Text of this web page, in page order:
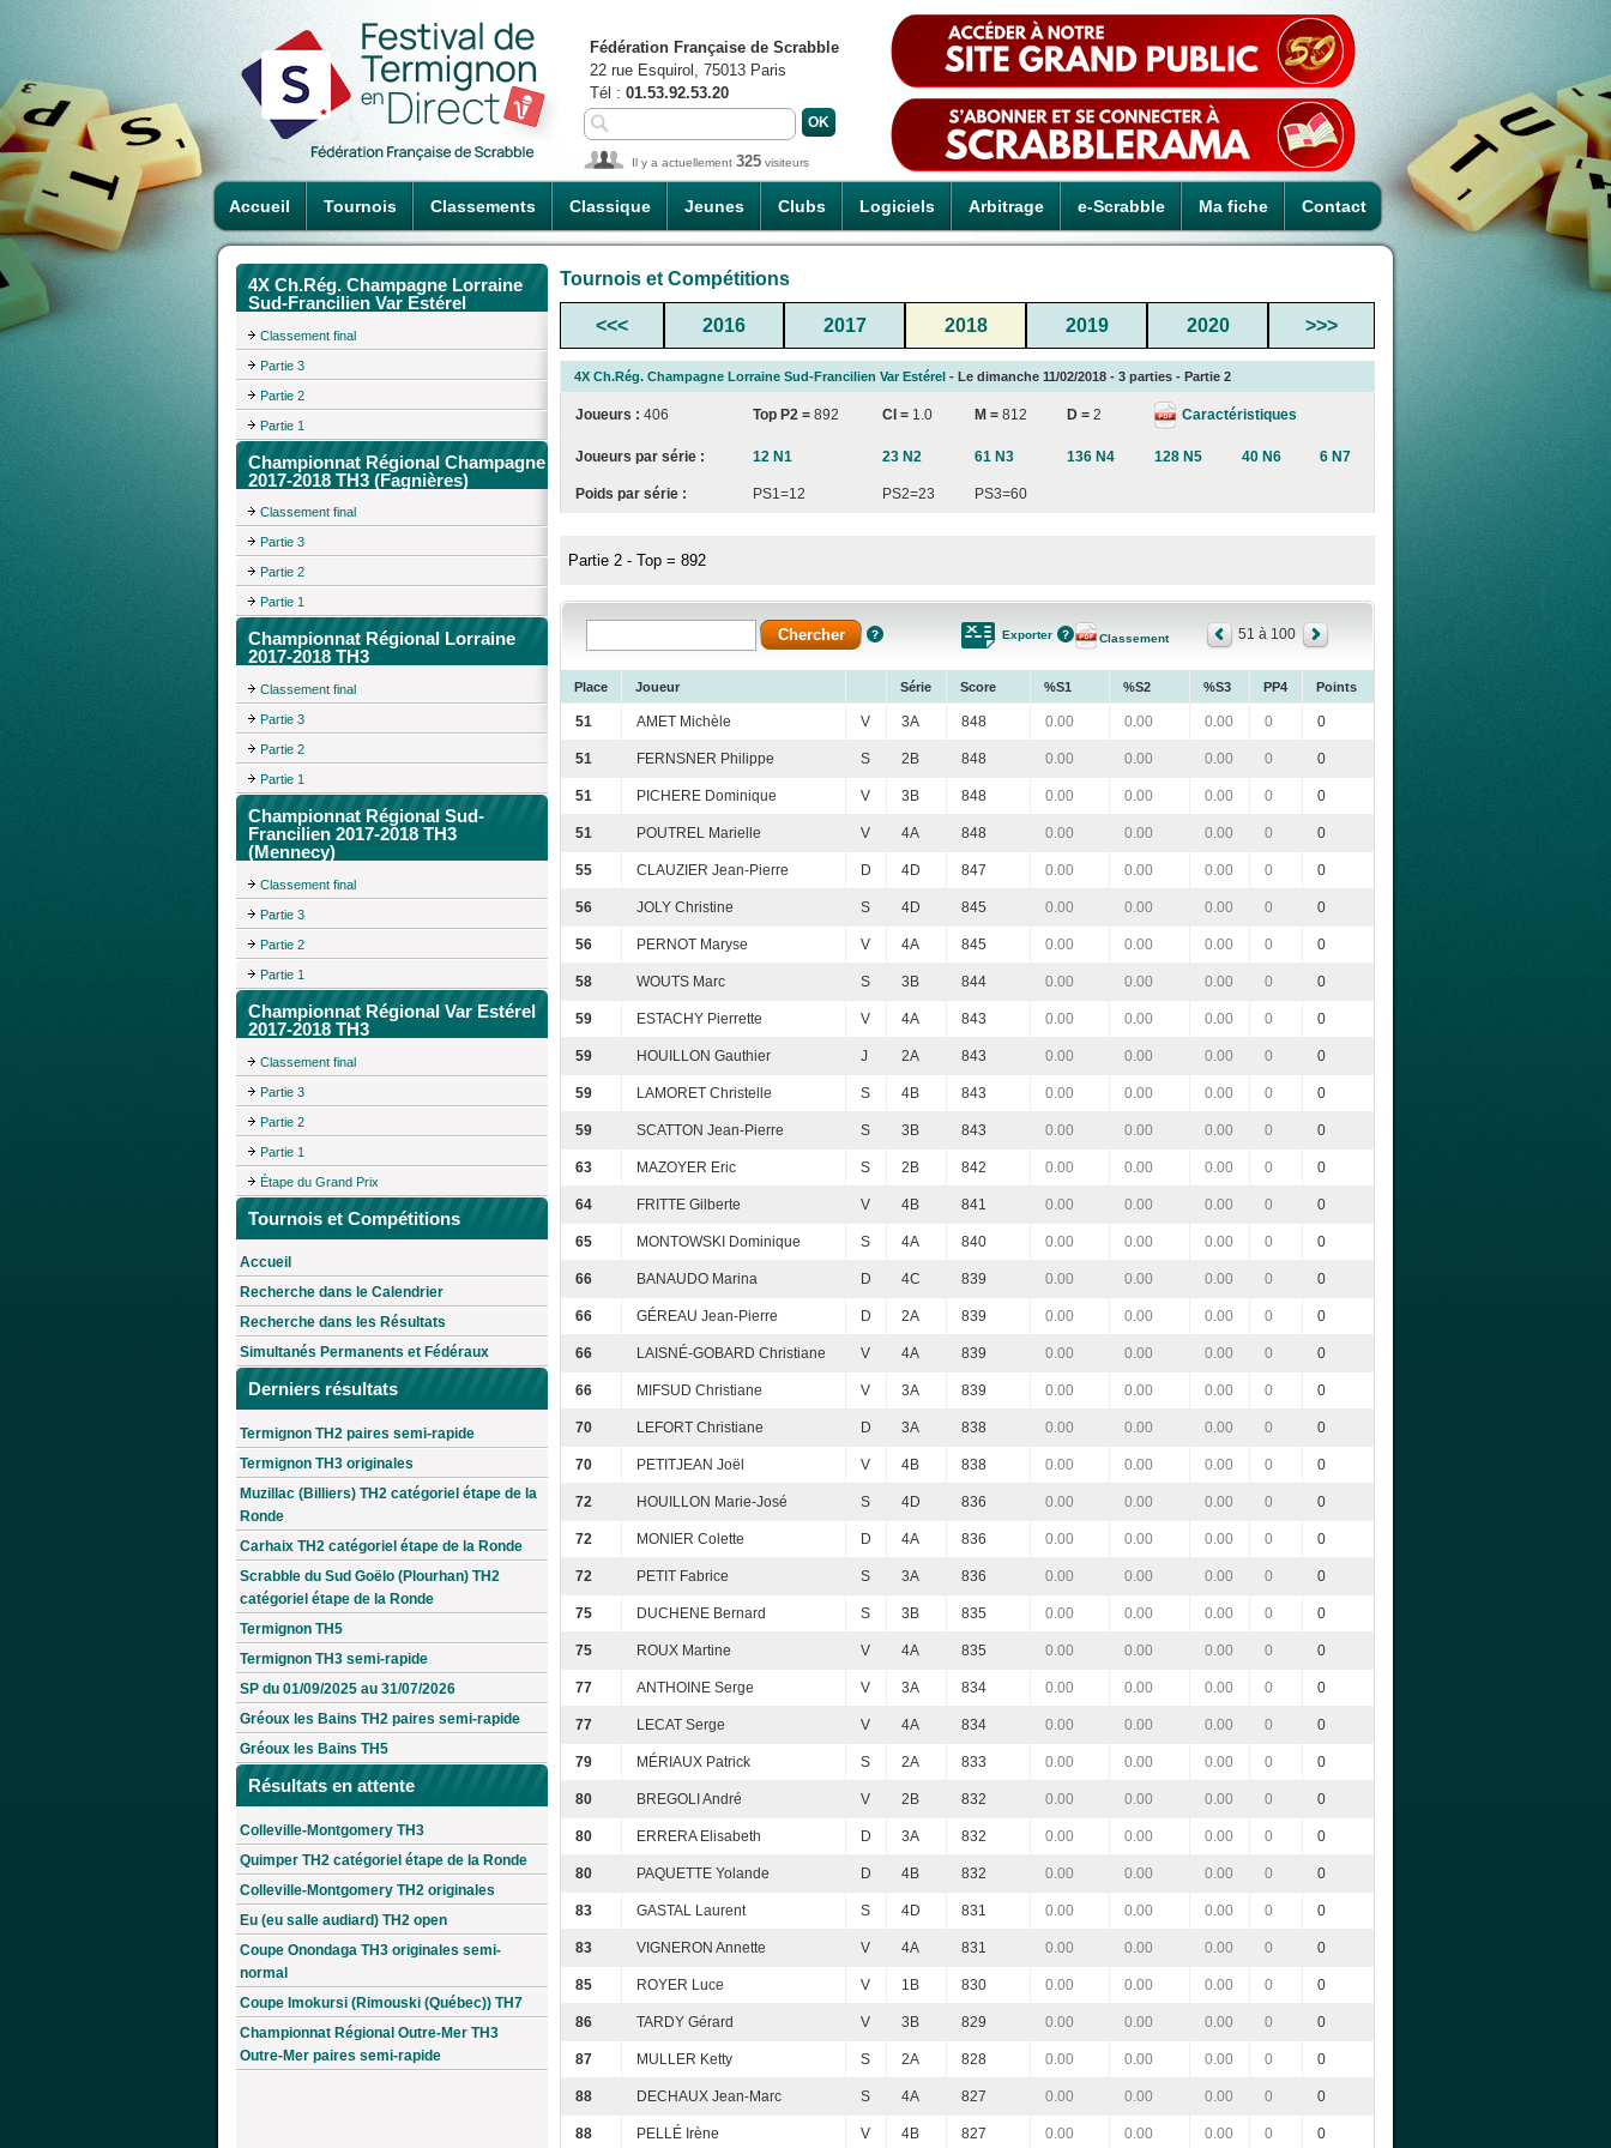
Accueil Tournois Classements Classique Jeunes Clubs Logiciels Arbitrage e-Scrabble Ma fiche Contact
Fédération Française de Scrabble
22 rue Esquirol, 75013 Paris
Tél : 01.53.92.53.20
Il y a actuellement 325 visiteurs
4X Ch.Rég. Champagne Lorraine
Sud-Francilien Var Estérel
Classement final
Partie 3
Partie 2
Partie 1
Championnat Régional Champagne
2017-2018 TH3 (Fagnières)
Classement final
Partie 3
Partie 2
Partie 1
Championnat Régional Lorraine
2017-2018 TH3
Classement final
Partie 3
Partie 2
Partie 1
Championnat Régional Sud-
Francilien 2017-2018 TH3
(Mennecy)
Classement final
Partie 3
Partie 2
Partie 1
Championnat Régional Var Estérel
2017-2018 TH3
Classement final
Partie 3
Partie 2
Partie 1
Étape du Grand Prix
Tournois et Compétitions
Accueil
Recherche dans le Calendrier
Recherche dans les Résultats
Simultanés Permanents et Fédéraux
Derniers résultats
Termignon TH2 paires semi-rapide
Termignon TH3 originales
Muzillac (Billiers) TH2 catégoriel étape de la
Ronde
Carhaix TH2 catégoriel étape de la Ronde
Scrabble du Sud Goëlo (Plourhan) TH2
catégoriel étape de la Ronde
Termignon TH5
Termignon TH3 semi-rapide
SP du 01/09/2025 au 31/07/2026
Gréoux les Bains TH2 paires semi-rapide
Gréoux les Bains TH5
Résultats en attente
Colleville-Montgomery TH3
Quimper TH2 catégoriel étape de la Ronde
Colleville-Montgomery TH2 originales
Eu (eu salle audiard) TH2 open
Coupe Onondaga TH3 originales semi-
normal
Coupe Imokursi (Rimouski (Québec)) TH7
Championnat Régional Outre-Mer TH3
Outre-Mer paires semi-rapide
Tournois et Compétitions
<<< 2016 2017 2018 2019 2020 >>>
4X Ch.Rég. Champagne Lorraine Sud-Francilien Var Estérel - Le dimanche 11/02/2018 - 3 parties - Partie 2
Joueurs : 406 Top P2 = 892 CI = 1.0 M = 812 D = 2 Caractéristiques
Joueurs par série : 12 N1 23 N2 61 N3 136 N4 128 N5 40 N6 6 N7
Poids par série : PS1=12 PS2=23 PS3=60
Partie 2 - Top = 892
Exporter Classement 51 à 100
Place Joueur Série Score %S1 %S2 %S3 PP4 Points
51 AMET Michèle V 3A 848 0.00 0.00 0.00 0 0
51 FERNSNER Philippe S 2B 848 0.00 0.00 0.00 0 0
51 PICHERE Dominique V 3B 848 0.00 0.00 0.00 0 0
51 POUTREL Marielle V 4A 848 0.00 0.00 0.00 0 0
55 CLAUZIER Jean-Pierre D 4D 847 0.00 0.00 0.00 0 0
56 JOLY Christine S 4D 845 0.00 0.00 0.00 0 0
56 PERNOT Maryse V 4A 845 0.00 0.00 0.00 0 0
58 WOUTS Marc S 3B 844 0.00 0.00 0.00 0 0
59 ESTACHY Pierrette V 4A 843 0.00 0.00 0.00 0 0
59 HOUILLON Gauthier J 2A 843 0.00 0.00 0.00 0 0
59 LAMORET Christelle S 4B 843 0.00 0.00 0.00 0 0
59 SCATTON Jean-Pierre S 3B 843 0.00 0.00 0.00 0 0
63 MAZOYER Eric S 2B 842 0.00 0.00 0.00 0 0
64 FRITTE Gilberte V 4B 841 0.00 0.00 0.00 0 0
65 MONTOWSKI Dominique S 4A 840 0.00 0.00 0.00 0 0
66 BANAUDO Marina D 4C 839 0.00 0.00 0.00 0 0
66 GÉREAU Jean-Pierre D 2A 839 0.00 0.00 0.00 0 0
66 LAISNÉ-GOBARD Christiane V 4A 839 0.00 0.00 0.00 0 0
66 MIFSUD Christiane V 3A 839 0.00 0.00 0.00 0 0
70 LEFORT Christiane D 3A 838 0.00 0.00 0.00 0 0
70 PETITJEAN Joël V 4B 838 0.00 0.00 0.00 0 0
72 HOUILLON Marie-José S 4D 836 0.00 0.00 0.00 0 0
72 MONIER Colette D 4A 836 0.00 0.00 0.00 0 0
72 PETIT Fabrice S 3A 836 0.00 0.00 0.00 0 0
75 DUCHENE Bernard S 3B 835 0.00 0.00 0.00 0 0
75 ROUX Martine V 4A 835 0.00 0.00 0.00 0 0
77 ANTHOINE Serge V 3A 834 0.00 0.00 0.00 0 0
77 LECAT Serge V 4A 834 0.00 0.00 0.00 0 0
79 MÉRIAUX Patrick S 2A 833 0.00 0.00 0.00 0 0
80 BREGOLI André V 2B 832 0.00 0.00 0.00 0 0
80 ERRERA Elisabeth D 3A 832 0.00 0.00 0.00 0 0
80 PAQUETTE Yolande D 4B 832 0.00 0.00 0.00 0 0
83 GASTAL Laurent S 4D 831 0.00 0.00 0.00 0 0
83 VIGNERON Annette V 4A 831 0.00 0.00 0.00 0 0
85 ROYER Luce V 1B 830 0.00 0.00 0.00 0 0
86 TARDY Gérard V 3B 829 0.00 0.00 0.00 0 0
87 MULLER Ketty S 2A 828 0.00 0.00 0.00 0 0
88 DECHAUX Jean-Marc S 4A 827 0.00 0.00 0.00 0 0
88 PELLÉ Irène V 4B 827 0.00 0.00 0.00 0 0